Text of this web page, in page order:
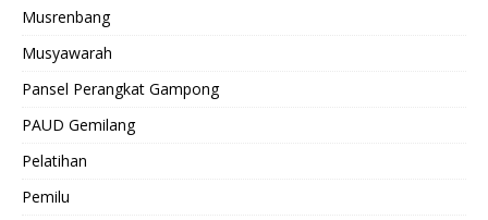
Musrenbang
Musyawarah
Pansel Perangkat Gampong
PAUD Gemilang
Pelatihan
Pemilu